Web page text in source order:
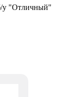
у "Отличный"